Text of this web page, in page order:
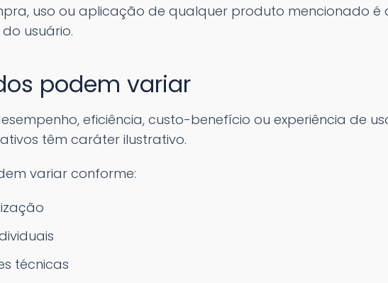
uso ou aplicação de qualquer produto mencionado é
usuário.
podem variar
eficiência, custo-benefício ou experiência de
têm caráter ilustrativo.
variar conforme:
técnicas